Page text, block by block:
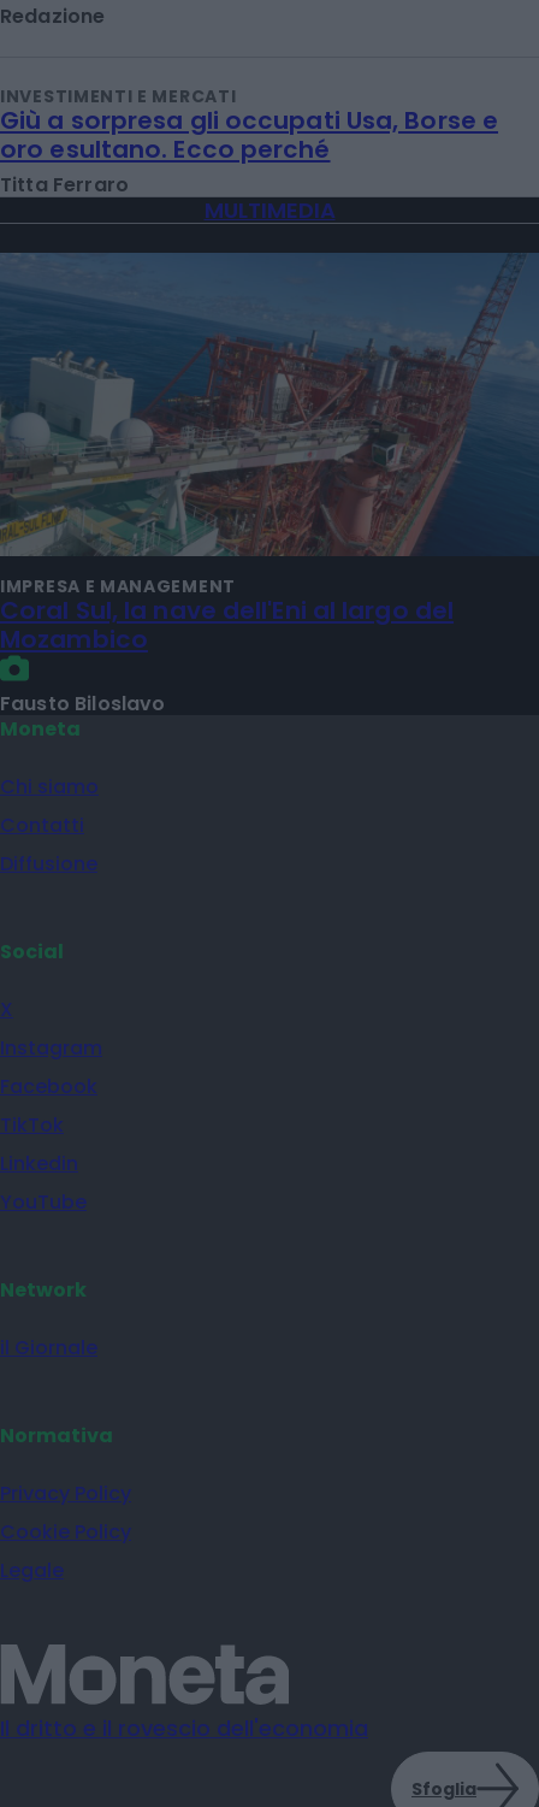
Redazione
INVESTIMENTI E MERCATI
Giù a sorpresa gli occupati Usa, Borse e
oro esultano. Ecco perché
Titta Ferraro
MULTIMEDIA
IMPRESA E MANAGEMENT
Coral Sul, la nave dell'Eni al largo del
Mozambico
Fausto Biloslavo
Moneta
Chi siamo
Contatti
Diffusione
Social
X
Instagram
Facebook
TikTok
Linkedin
YouTube
Network
il Giornale
Normativa
Privacy Policy
Cookie Policy
Legale
Il dritto e il rovescio dell'economia
Sfoglia